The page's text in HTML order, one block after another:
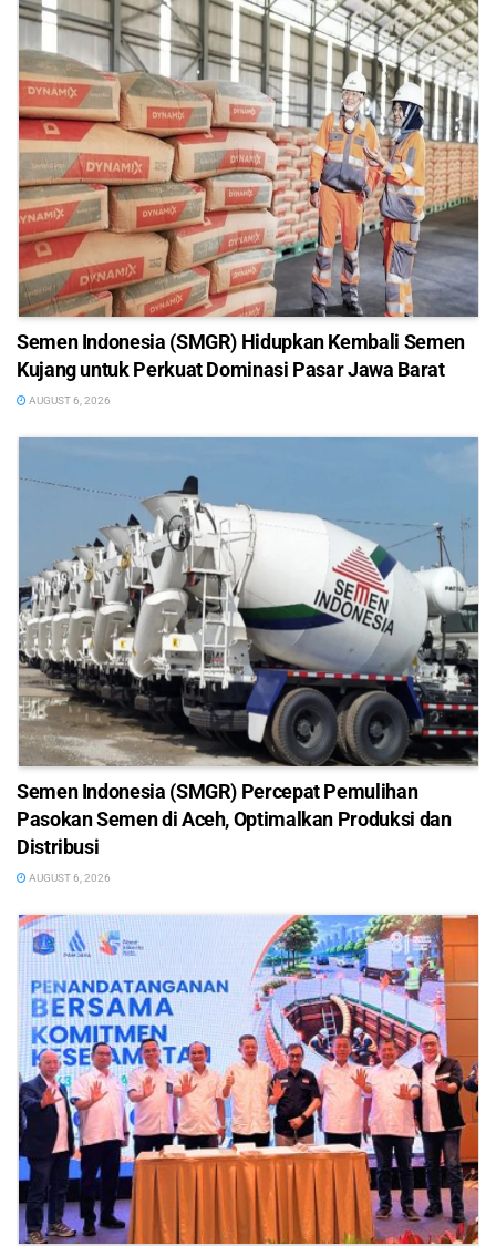
Semen Indonesia (SMGR) Hidupkan Kembali Semen
Kujang untuk Perkuat Dominasi Pasar Jawa Barat
AUGUST 6, 2026
Semen Indonesia (SMGR) Percepat Pemulihan
Pasokan Semen di Aceh, Optimalkan Produksi dan
Distribusi
AUGUST 6, 2026